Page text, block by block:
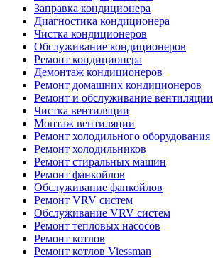
Заправка кондиционера
Диагностика кондиционера
Чистка кондиционеров
Обслуживание кондиционеров
Ремонт кондиционера
Демонтаж кондиционеров
Ремонт домашних кондиционеров
Ремонт и обслуживание вентиляции
Чистка вентиляции
Монтаж вентиляции
Ремонт холодильного оборудования
Ремонт холодильников
Ремонт стиральных машин
Ремонт фанкойлов
Обслуживание фанкойлов
Ремонт VRV систем
Обслуживание VRV систем
Ремонт тепловых насосов
Ремонт котлов
Ремонт котлов Viessman